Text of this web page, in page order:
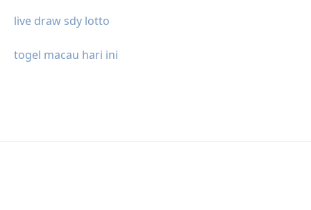
live draw sdy lotto
togel macau hari ini